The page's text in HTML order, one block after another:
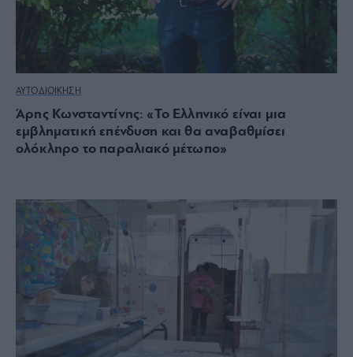
ΑΥΤΟΔΙΟΙΚΗΣΗ
Άρης Κωνσταντίνης: «Το Ελληνικό είναι μια
εμβληματική επένδυση και θα αναβαθμίσει
ολόκληρο το παραλιακό μέτωπο»